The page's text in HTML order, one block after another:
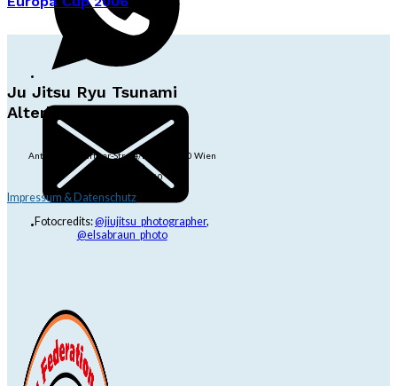
Ju Jitsu Ryu Tsunami
Alterlaa
Anton-Baumgartner-Str. 44/B8/01, 1230 Wien
dojo@jjrt.at
+43 6991 171 81 60
Impressum & Datenschutz
Fotocredits:@jiujitsu_photographer,
@elsabraun_photo